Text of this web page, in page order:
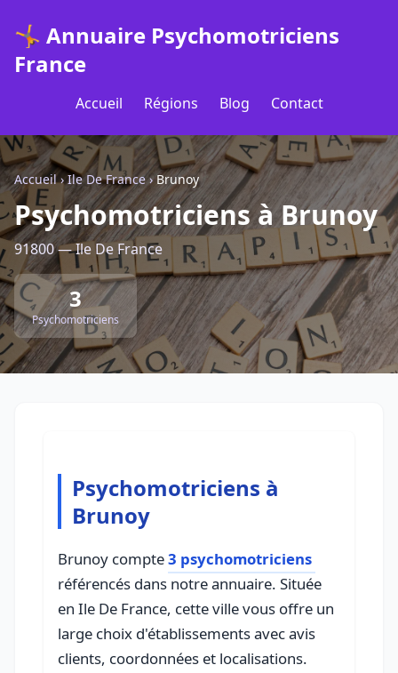
🤸 Annuaire Psychomotriciens
France
Accueil Régions Blog Contact
Accueil›Ile De France›Brunoy
Psychomotriciens à Brunoy
91800 — Ile De France
3
Psychomotriciens
Psychomotriciens à
Brunoy
Brunoy compte3 psychomotriciens
référencés dans notre annuaire. Située
en Ile De France, cette ville vous offre un
large choix d'établissements avec avis
clients, coordonnées et localisations.